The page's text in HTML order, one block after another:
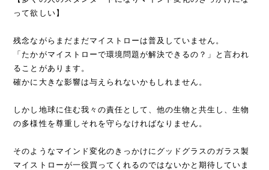
って欲しい】
残念ながらまだまだマイストローは普及していません。
「たかがマイストローで環境問題が解決できるの？」と言われ
ることがあります。
確かに大きな影響は与えられないかもしれません。
しかし地球に住む我々の責任として、他の生物と共生し、生物
の多様性を尊重しそれを守らなければなりません。
そのようなマインド変化のきっかけにグッドグラスのガラス製
マイストローが一役買ってくれるのではないかと期待していま